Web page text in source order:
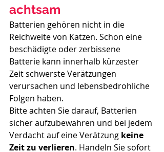
achtsam
Batterien gehören nicht in die
Reichweite von Katzen. Schon eine
beschädigte oder zerbissene
Batterie kann innerhalb kürzester
Zeit schwerste Verätzungen
verursachen und lebensbedrohliche
Folgen haben.
Bitte achten Sie darauf, Batterien
sicher aufzubewahren und bei jedem
Verdacht auf eine Verätzung keine
Zeit zu verlieren. Handeln Sie sofort